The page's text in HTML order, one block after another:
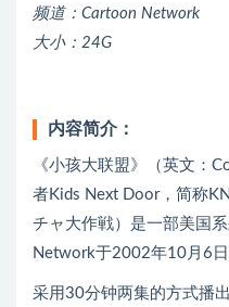
频道：Cartoon Network
大小：24G
内容简介：
《小孩大联盟》（英文：
者Kids Next Door，简称
チャ大作戦）是一部美国
Network于2002年10月6日
采用30分钟两集的方式播